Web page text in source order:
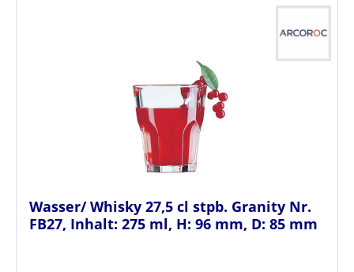
Wasser/ Whisky 27,5 cl stpb. Granity Nr.
FB27, Inhalt: 275 ml, H: 96 mm, D: 85 mm